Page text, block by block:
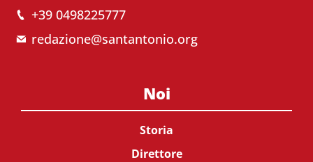
+39 0498225777
redazione@santantonio.org
Noi
Storia
Direttore